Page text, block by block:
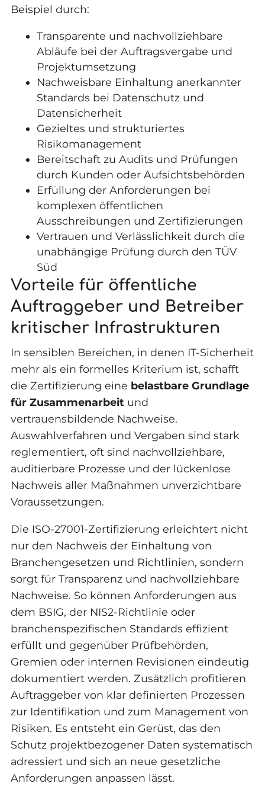
Beispiel durch:
Transparente und nachvollziehbare
Abläufe bei der Auftragsvergabe und
Projektumsetzung
Nachweisbare Einhaltung anerkannter
Standards bei Datenschutz und
Datensicherheit
Gezieltes und strukturiertes
Risikomanagement
Bereitschaft zu Audits und Prüfungen
durch Kunden oder Aufsichtsbehörden
Erfüllung der Anforderungen bei
komplexen öffentlichen
Ausschreibungen und Zertifizierungen
Vertrauen und Verlässlichkeit durch die
unabhängige Prüfung durch den TÜV
Süd
Vorteile für öffentliche
Auftraggeber und Betreiber
kritischer Infrastrukturen
In sensiblen Bereichen, in denen IT-Sicherheit
mehr als ein formelles Kriterium ist, schafft
die Zertifizierung eine belastbare Grundlage
für Zusammenarbeit und
vertrauensbildende Nachweise.
Auswahlverfahren und Vergaben sind stark
reglementiert, oft sind nachvollziehbare,
auditierbare Prozesse und der lückenlose
Nachweis aller Maßnahmen unverzichtbare
Voraussetzungen.
Die ISO-27001-Zertifizierung erleichtert nicht
nur den Nachweis der Einhaltung von
Branchengesetzen und Richtlinien, sondern
sorgt für Transparenz und nachvollziehbare
Nachweise. So können Anforderungen aus
dem BSIG, der NIS2-Richtlinie oder
branchenspezifischen Standards effizient
erfüllt und gegenüber Prüfbehörden,
Gremien oder internen Revisionen eindeutig
dokumentiert werden. Zusätzlich profitieren
Auftraggeber von klar definierten Prozessen
zur Identifikation und zum Management von
Risiken. Es entsteht ein Gerüst, das den
Schutz projektbezogener Daten systematisch
adressiert und sich an neue gesetzliche
Anforderungen anpassen lässt.